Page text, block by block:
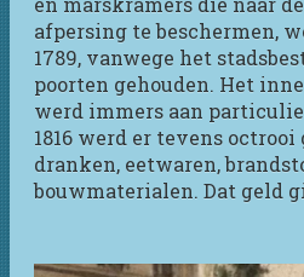
afpersing te beschermen,
1789, vanwege het
poorten gehouden. Het
werd immers aan
1816 werd er tevens
dranken, eetwaren,
bouwmaterialen. Dat geld